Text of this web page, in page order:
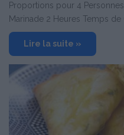
Proportions pour 4
Marinade 2 Heures Temps de
Lire la suite »